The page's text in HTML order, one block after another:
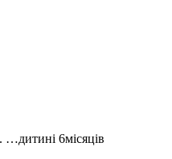
…дитині 6місяців